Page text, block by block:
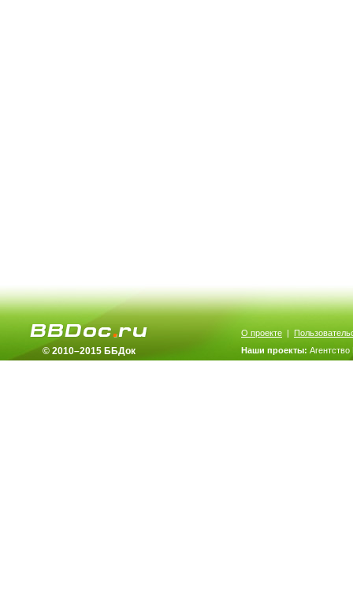
© 2010–2015 ББДок
О проекте |
Наши проекты: